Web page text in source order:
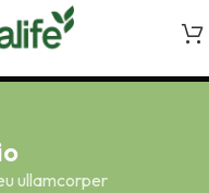
ullamcorper